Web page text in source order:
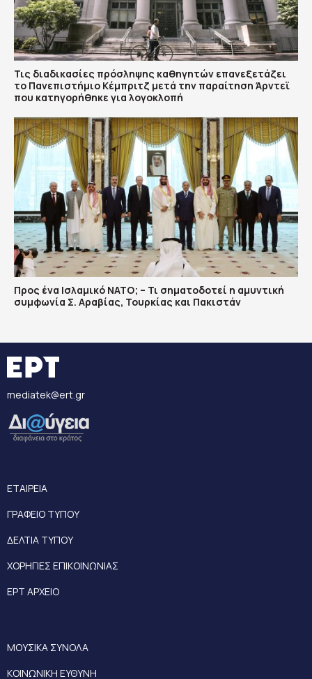
Τις διαδικασίες πρόσληψης καθηγητών επανεξετάζει
το Πανεπιστήμιο Κέμπριτζ μετά την παραίτηση Άρντεϊ
που κατηγορήθηκε για λογοκλοπή
Προς ένα Ισλαμικό ΝΑΤΟ; – Τι σηματοδοτεί η αμυντική
συμφωνία Σ. Αραβίας, Τουρκίας και Πακιστάν
mediatek@ert.gr
ΕΤΑΙΡΕΙΑ
ΓΡΑΦΕΙΟ ΤΥΠΟΥ
ΔΕΛΤΙΑ ΤΥΠΟΥ
ΧΟΡΗΓΙΕΣ ΕΠΙΚΟΙΝΩΝΙΑΣ
ΕΡΤ ΑΡΧΕΙΟ
ΜΟΥΣΙΚΑ ΣΥΝΟΛΑ
ΚΟΙΝΩΝΙΚΗ ΕΥΘΥΝΗ